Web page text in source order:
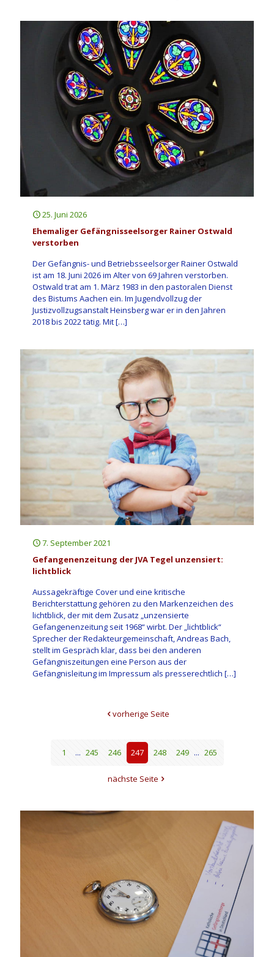
25. Juni 2026
Ehemaliger Gefängnisseelsorger Rainer Ostwald
verstorben
Der Gefängnis- und Betriebsseelsorger Rainer Ostwald
ist am 18. Juni 2026 im Alter von 69 Jahren verstorben.
Ostwald trat am 1. März 1983 in den pastoralen Dienst
des Bistums Aachen ein. Im Jugendvollzug der
Justizvollzugsanstalt Heinsberg war er in den Jahren
2018 bis 2022 tätig. Mit[…]
7. September 2021
Gefangenenzeitung der JVA Tegel unzensiert:
lichtblick
Aussagekräftige Cover und eine kritische
Berichterstattung gehören zu den Markenzeichen des
lichtblick, der mit dem Zusatz „unzensierte
Gefangenenzeitung seit 1968“ wirbt. Der „lichtblick“
Sprecher der Redakteurgemeinschaft, Andreas Bach,
stellt im Gespräch klar, dass bei den anderen
Gefängniszeitungen eine Person aus der
Gefängnisleitung im Impressum als presserechtlich […]
vorherige Seite
1 ... 245 246 247 248 249 ... 265
nächste Seite